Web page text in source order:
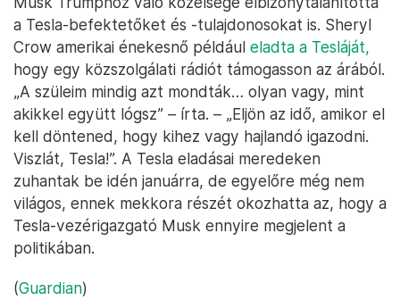
a Tesla-befektetőket és -tulajdonosokat is. Sheryl
Crow amerikai énekesnő például eladta a Tesláját,
hogy egy közszolgálati rádiót támogasson az árából.
„A szüleim mindig azt mondták… olyan vagy, mint
akikkel együtt lógsz” – írta. – „Eljön az idő, amikor el
kell döntened, hogy kihez vagy hajlandó igazodni.
Viszlát, Tesla!”. A Tesla eladásai meredeken
zuhantak be idén januárra, de egyelőre még nem
világos, ennek mekkora részét okozhatta az, hogy a
Tesla-vezérigazgató Musk ennyire megjelent a
politikában.
(Guardian)